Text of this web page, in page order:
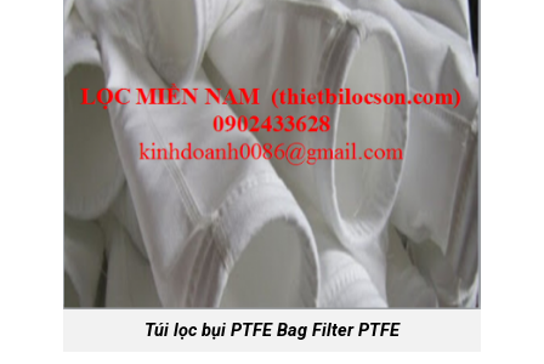
Túi lọc bụi PTFE Bag Filter PTFE